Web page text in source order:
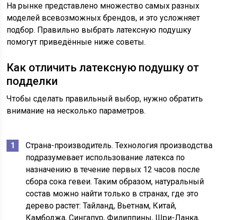
На рынке представлено множество самых разных
моделей всевозможных брендов, и это усложняет
подбор. Правильно выбрать латексную подушку
помогут приведённые ниже советы.
Как отличить латексную подушку от
подделки
Чтобы сделать правильный выбор, нужно обратить
внимание на несколько параметров.
Страна-производитель. Технология производства
подразумевает использование латекса по
назначению в течение первых 12 часов после
сбора сока гевеи. Таким образом, натуральный
состав можно найти только в странах, где это
дерево растет: Тайланд, Вьетнам, Китай,
Камбоджа, Сингапур, Филиппины, Шри-Ланка,